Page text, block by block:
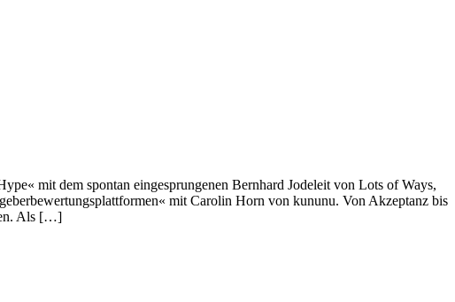
mit dem spontan eingesprungenen Bernhard Jodeleit von Lots of Ways,
mit Carolin Horn von kununu. Von Akzeptanz bis
Als […]